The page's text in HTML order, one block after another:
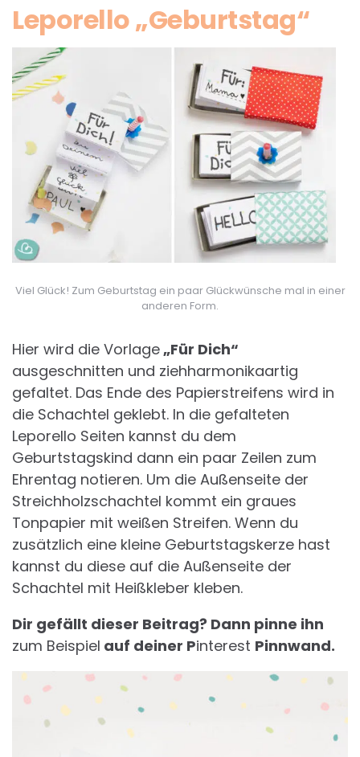
Leporello „Geburtstag“
Viel Glück! Zum Geburtstag ein paar Glückwünsche mal in einer
anderen Form.
Hier wird die Vorlage „Für Dich“
ausgeschnitten und ziehharmonikaartig
gefaltet. Das Ende des Papierstreifens wird in
die Schachtel geklebt. In die gefalteten
Leporello Seiten kannst du dem
Geburtstagskind dann ein paar Zeilen zum
Ehrentag notieren. Um die Außenseite der
Streichholzschachtel kommt ein graues
Tonpapier mit weißen Streifen. Wenn du
zusätzlich eine kleine Geburtstagskerze hast
kannst du diese auf die Außenseite der
Schachtel mit Heißkleber kleben.
Dir gefällt dieser Beitrag? Dann pinne ihn
zum Beispiel auf deiner Pinterest Pinnwand.